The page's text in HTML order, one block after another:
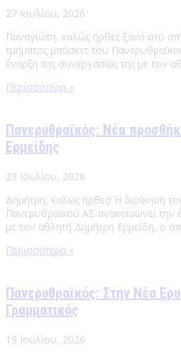
27 Ιουλίου, 2026
Παναγιώτη, καλώς ήρθες ξανά στο
τμήματος μπάσκετ του
έναρξη της συνεργασίας της με τον
Περισσότερα »
Πανερυθραϊκός: Νέα
Ερμείδης
23 Ιουλίου, 2026
Δημήτρη, καλώς ήρθες! Η διοίκηση
Πανερυθραϊκού ΑΣ ανακοινώνει την
με τον αθλητή Δημήτρη Ερμείδη, ο
Περισσότερα »
Πανερυθραϊκός: Στην Νέα
Γραμματικός
19 Ιουλίου, 2026